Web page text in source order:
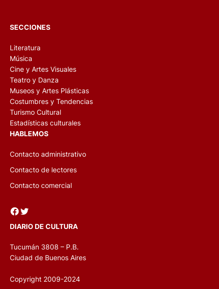
SECCIONES
Literatura
Música
Cine y Artes Visuales
Teatro y Danza
Museos y Artes Plásticas
Costumbres y Tendencias
Turismo Cultural
Estadísticas culturales
HABLEMOS
Contacto administrativo
Contacto de lectores
Contacto comercial
Facebook Twitter
DIARIO DE CULTURA
Tucumán 3808 – P.B.
Ciudad de Buenos Aires
Copyright 2009-2024